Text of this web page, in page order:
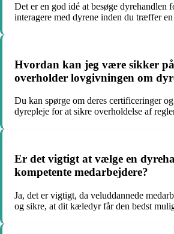
Det er en god idé at besøge dyrehandlen
interagere med dyrene inden du træffer
Hvordan kan jeg være sikker
overholder lovgivningen om
Du kan spørge om deres certificeringer
dyrepleje for at sikre overholdelse af
Er det vigtigt at vælge en
kompetente medarbejdere?
Ja, det er vigtigt, da veluddannede
og sikre, at dit kæledyr får den bedst